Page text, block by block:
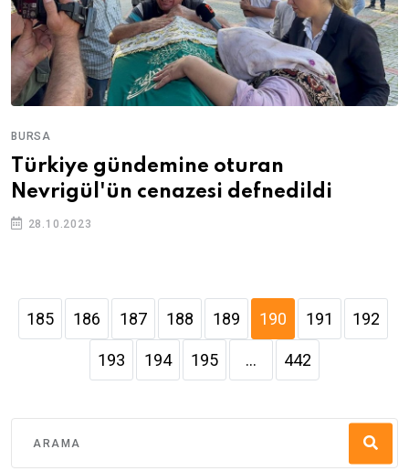
BURSA
Türkiye gündemine oturan
Nevrigül'ün cenazesi defnedildi
28.10.2023
185 186 187 188 189 190 191 192
193 194 195 ... 442